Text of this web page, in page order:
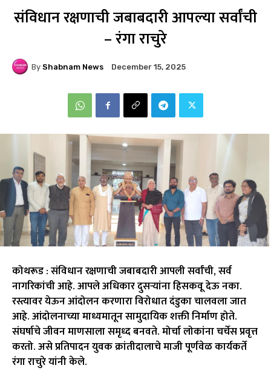
संविधान रक्षणाची जबाबदारी आपल्या सर्वांची
– रंगा राचुरे
By Shabnam News December 15, 2025
कोथरूड :संविधान रक्षणाची जबाबदारी आपली सर्वांची, सर्व
नागरिकांची आहे. आपले अधिकार दुसऱ्यांना हिसकवू देऊ नका.
रस्त्यावर येऊन आंदोलन करणारा विरोधात दंडुका चालवला जात
आहे. आंदोलनाच्या माध्यमातून सामुदायिक शक्ती निर्माण होते.
संघर्षाचे जीवन माणसाला समृध्द बनवते. मोर्चा लोकांना चर्चेस प्रवृत्त
करतो. असे प्रतिपादन युवक क्रांतीदालाचे माजी पूर्णवेळ कार्यकर्ते
रंगा राचुरे यांनी केले.